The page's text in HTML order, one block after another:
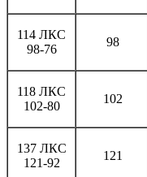
114 ЛКC
98-76
98
118 ЛКС
102-80
102
137 ЛКC
121-92
121